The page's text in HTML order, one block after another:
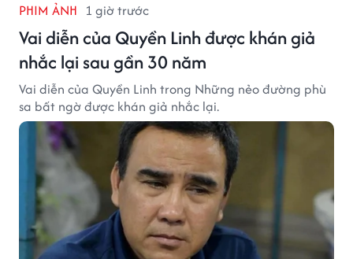
PHIM ẢNH 1 giờ trước
Vai diễn của Quyền Linh được khán giả
nhắc lại sau gần 30 năm
Vai diễn của Quyền Linh trong Những nẻo đường phù
sa bất ngờ được khán giả nhắc lại.